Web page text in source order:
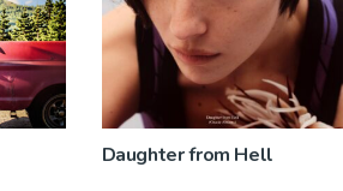
Daughter from Hell